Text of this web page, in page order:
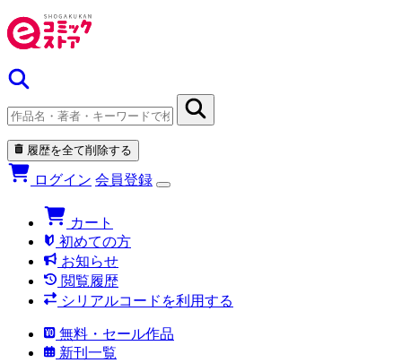
履歴を全て削除する
ログイン 会員登録
カート
初めての方
お知らせ
閲覧履歴
シリアルコードを利用する
無料・セール作品
新刊一覧